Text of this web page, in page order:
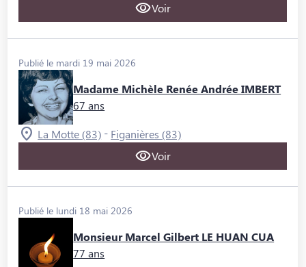
Voir
Publié le mardi 19 mai 2026
Madame Michèle Renée Andrée IMBERT
67 ans
La Motte (83) - Figanières (83)
Voir
Publié le lundi 18 mai 2026
Monsieur Marcel Gilbert LE HUAN CUA
77 ans